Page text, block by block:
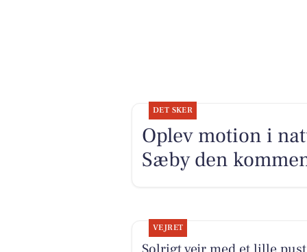
DET SKER
Oplev motion i
Sæby den
VEJRET